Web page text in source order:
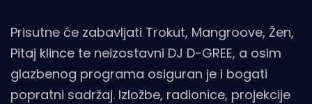
Prisutne će zabavljati Trokut, Mangroove, Žen,
Pitaj klince te neizostavni DJ D-GREE, a osim
glazbenog programa osiguran je i bogati
popratni sadržaj. Izložbe, radionice, projekcije